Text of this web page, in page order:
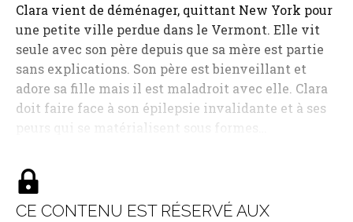
Clara vient de déménager, quittant New York pour
une petite ville perdue dans le Vermont. Elle vit
seule avec son père depuis que sa mère est partie
sans explications. Son père est bienveillant et
adore sa fille mais il est maladroit avec elle. Clara
doit faire face à son épilepsie invalidante et à ses
peurs qui se matérialisent sous formes…
CE CONTENU EST RÉSERVÉ AUX